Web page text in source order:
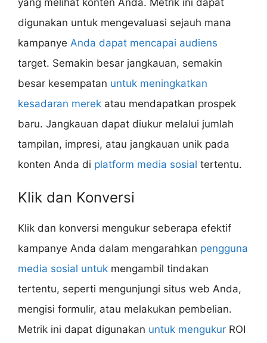
digunakan untuk mengevaluasi sejauh mana
kampanye Anda dapat mencapai audiens
target. Semakin besar jangkauan, semakin
besar kesempatan untuk meningkatkan
kesadaran merek atau mendapatkan prospek
baru. Jangkauan dapat diukur melalui jumlah
tampilan, impresi, atau jangkauan unik pada
konten Anda di platform media sosial tertentu.
Klik dan Konversi
Klik dan konversi mengukur seberapa efektif
kampanye Anda dalam mengarahkan pengguna
media sosial untuk mengambil tindakan
tertentu, seperti mengunjungi situs web Anda,
mengisi formulir, atau melakukan pembelian.
Metrik ini dapat digunakan untuk mengukur ROI